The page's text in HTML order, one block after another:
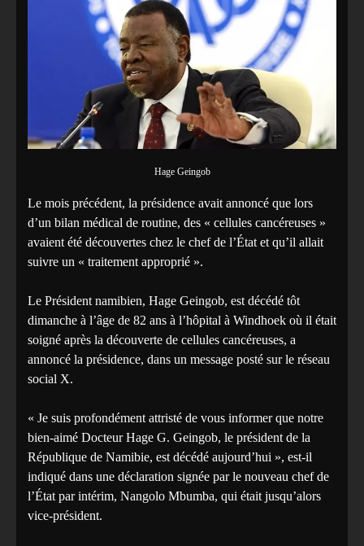
Hage Geingob
Le mois précédent, la présidence avait annoncé que lors
d’un bilan médical de routine, des « cellules cancéreuses »
avaient été découvertes chez le chef de l’État et qu’il allait
suivre un « traitement approprié ».
Le Président namibien, Hage Geingob, est décédé tôt
dimanche à l’âge de 82 ans à l’hôpital à Windhoek où il était
soigné après la découverte de cellules cancéreuses, a
annoncé la présidence, dans un message posté sur le réseau
social X.
« Je suis profondément attristé de vous informer que notre
bien-aimé Docteur Hage G. Geingob, le président de la
République de Namibie, est décédé aujourd’hui », est-il
indiqué dans une déclaration signée par le nouveau chef de
l’État par intérim, Nangolo Mbumba, qui était jusqu’alors
vice-président.